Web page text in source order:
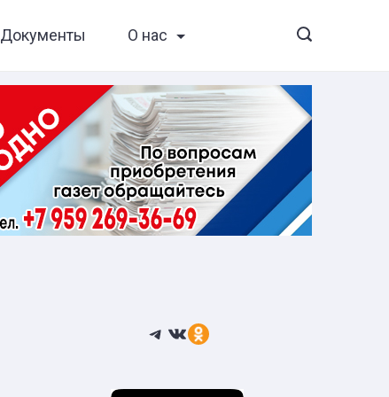
Документы О нас
Telegram
ВКонтакте
Ссылка